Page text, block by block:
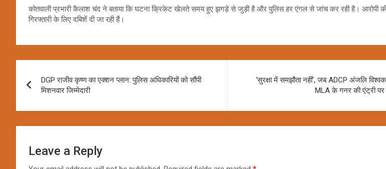
कोतवाली प्रभारी कैलाश चंद ने बताया कि घटना क्रिकेट खेलते समय हुए झगड़े से जुड़ी है और पुलिस हर एंगल से जांच कर रही है। आरोपी
गिरफ्तारी के लिए दबिशें दी जा रही हैं।
navigation
DGP राजीव कृष्ण का एक्शन प्लान: पुलिस अधिकारियों को सौंपी
मिशनवार जिम्मेदारी
‘सुरक्षा में समझौता नहीं’, जब ADCP अंजलि
MLA के गनर की एंट्री पर
Leave a Reply